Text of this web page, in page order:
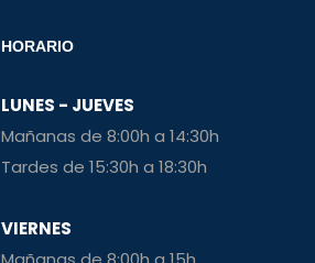
HORARIO
LUNES - JUEVES
Mañanas de 8:00h a 14:30h
Tardes de 15:30h a 18:30h
VIERNES